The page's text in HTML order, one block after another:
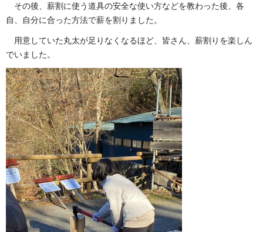
その後、薪割に使う道具の安全な使い方などを教わった後、各
自、自分に合った方法で薪を割りました。
用意していた丸太が足りなくなるほど、皆さん、薪割りを楽しん
でいました。